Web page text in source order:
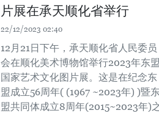
片展在承天顺化省举行
22/12/2023 02:40
12月21日下午，承天顺化省人民委员
会在顺化美术博物馆举行2023年东
国家艺术文化图片展。这是在纪念东
盟成立56周年( (1967 ~2023年) )暨
盟共同体成立8周年(2015~2023年)